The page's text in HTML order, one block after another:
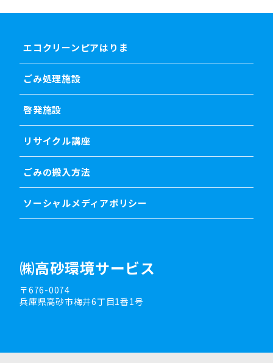
㈱高砂環境サービス
〒676-0074
兵庫県高砂市梅井6丁目1番1号
エコクリーンピアはりま
ごみ処理施設
啓発施設
リサイクル講座
ごみの搬入方法
ソーシャルメディアポリシー